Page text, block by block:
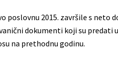
poslovnu 2015. završile s neto
dokumenti koji su predati
na prethodnu godinu.